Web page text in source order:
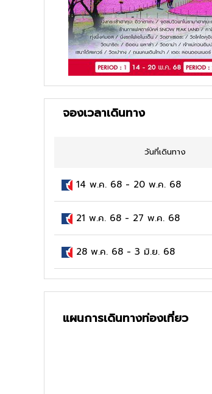
จองเวลาเดินทาง
วันที่เดินทาง
14 พ.ค. 68 - 20 พ.ค. 68
21 พ.ค. 68 - 27 พ.ค. 68
28 พ.ค. 68 - 3 มิ.ย. 68
แผนการเดินทางท่องเที่ยว